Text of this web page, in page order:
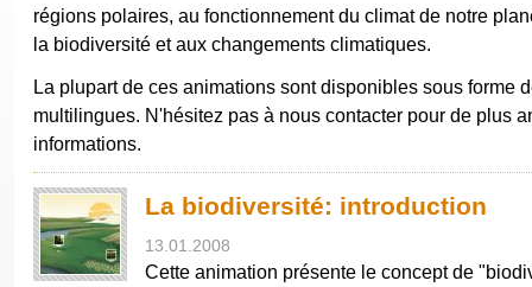
régions polaires, au fonctionnement du climat de notre
la biodiversité et aux changements climatiques.
La plupart de ces animations sont disponibles sous forme
multilingues. N'hésitez pas à nous contacter pour de plus
informations.
La biodiversité: introduction
13.01.2008
Cette animation présente le concept de